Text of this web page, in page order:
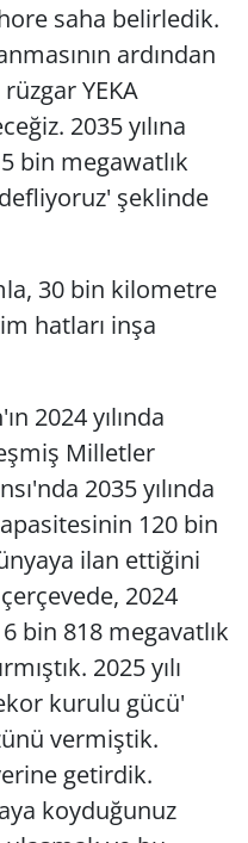
saha belirledik.
ardından
YEKA
2035 yılına
bin megawatlık
şeklinde
30 bin kilometre
hatları inşa
2024 yılında
Milletler
2035 yılında
120 bin
ilan ettiğini
2024
6 bin 818 megavatlık
2025 yılı
kurulu gücü'
vermiştik.
getirdik.
koyduğunuz